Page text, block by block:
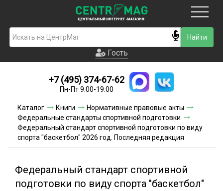
Гость
Новинки
Условия доставки
Условия оплаты
Акции и скидки
Гость
+7 (495) 374-67-62
Пн-Пт 9:00-19:00
Каталог Книги
Нормативные правовые акты
Федеральные стандарты спортивной подготовки
Федеральный стандарт спортивной подготовки по виду
спорта "баскетбол" 2026 год. Последняя редакция
Федеральный стандарт спортивной
подготовки по виду спорта "баскетбол"